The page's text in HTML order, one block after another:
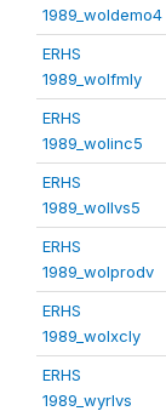
1989_woldemo4
ERHS
1989_wolfmly
ERHS
1989_wolinc5
ERHS
1989_wollvs5
ERHS
1989_wolprodv
ERHS
1989_wolxcly
ERHS
1989_wyrlvs